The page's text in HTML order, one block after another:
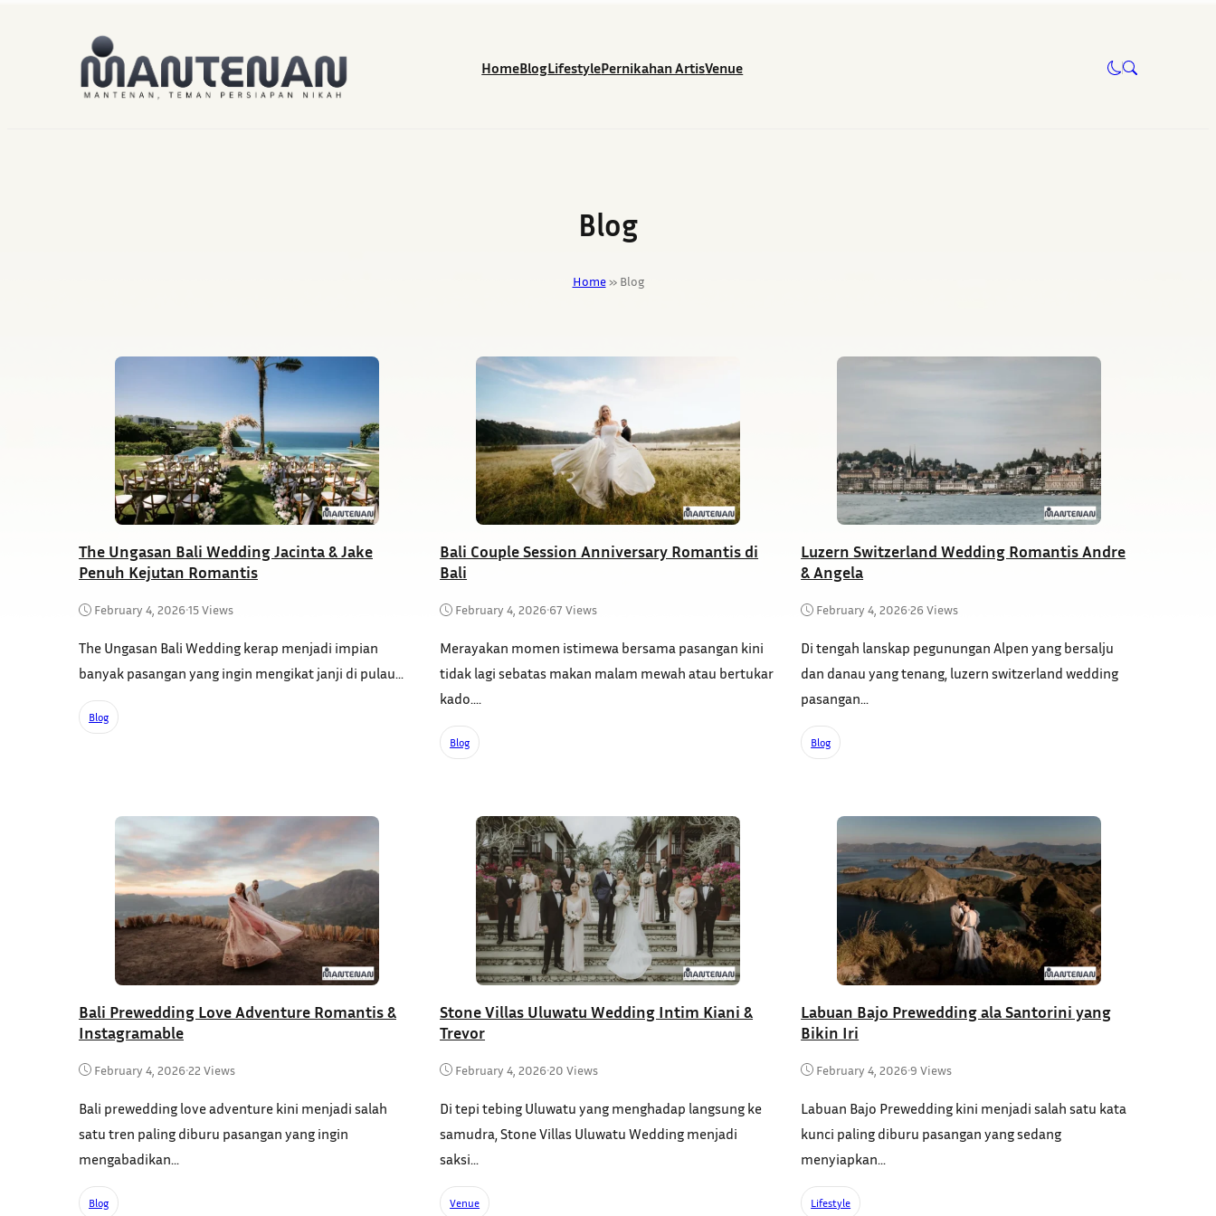
HomeBlogLifestylePernikahan ArtisVenue
Blog
Home» Blog
The Ungasan Bali Wedding Jacinta & Jake
Penuh Kejutan Romantis
February 4, 2026•15 Views
The Ungasan Bali Wedding kerap menjadi impian
banyak pasangan yang ingin mengikat janji di pulau...
Blog
Bali Couple Session Anniversary Romantis di
Bali
February 4, 2026•67 Views
Merayakan momen istimewa bersama pasangan kini
tidak lagi sebatas makan malam mewah atau bertukar
kado....
Blog
Luzern Switzerland Wedding Romantis Andre
& Angela
February 4, 2026•26 Views
Di tengah lanskap pegunungan Alpen yang bersalju
dan danau yang tenang, luzern switzerland wedding
pasangan...
Blog
Bali Prewedding Love Adventure Romantis &
Instagramable
February 4, 2026•22 Views
Bali prewedding love adventure kini menjadi salah
satu tren paling diburu pasangan yang ingin
mengabadikan...
Blog
Stone Villas Uluwatu Wedding Intim Kiani &
Trevor
February 4, 2026•20 Views
Di tepi tebing Uluwatu yang menghadap langsung ke
samudra, Stone Villas Uluwatu Wedding menjadi
saksi...
Venue
Labuan Bajo Prewedding ala Santorini yang
Bikin Iri
February 4, 2026•9 Views
Labuan Bajo Prewedding kini menjadi salah satu kata
kunci paling diburu pasangan yang sedang
menyiapkan...
Lifestyle